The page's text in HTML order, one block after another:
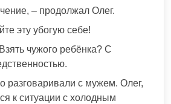
– продолжал Олег.
эту убогую себе!
чужого ребёнка? С
разговаривали с мужем. Олег,
к ситуации с холодным